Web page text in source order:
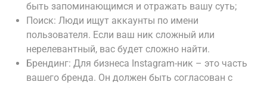
быть запоминающимся и отражать вашу суть;
Поиск: Люди ищут аккаунты по имени
пользователя. Если ваш ник сложный или
нерелевантный, вас будет сложно найти.
Брендинг: Для бизнеса Instagram-ник – это часть
вашего бренда. Он должен быть согласован с